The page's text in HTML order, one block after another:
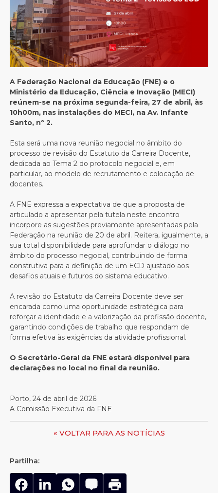
A Federação Nacional da Educação (FNE) e o
Ministério da Educação, Ciência e Inovação (MECI)
reúnem-se na próxima segunda-feira, 27 de abril, às
10h00m, nas instalações do MECI, na Av. Infante
Santo, nº 2.
Esta será uma nova reunião negocial no âmbito do
processo de revisão do Estatuto da Carreira Docente,
dedicada ao Tema 2 do protocolo negocial e, em
particular, ao modelo de recrutamento e colocação de
docentes.
A FNE expressa a expectativa de que a proposta de
articulado a apresentar pela tutela neste encontro
incorpore as sugestões previamente apresentadas pela
Federação na reunião de 20 de abril. Reitera, igualmente, a
sua total disponibilidade para aprofundar o diálogo no
âmbito do processo negocial, contribuindo de forma
construtiva para a definição de um ECD ajustado aos
desafios atuais e futuros do sistema educativo.
A revisão do Estatuto da Carreira Docente deve ser
encarada como uma oportunidade estratégica para
reforçar a identidade e a valorização da profissão docente,
garantindo condições de trabalho que respondam de
forma efetiva às exigências da atividade profissional.
O Secretário-Geral da FNE estará disponível para
declarações no local no final da reunião.
Porto, 24 de abril de 2026
A Comissão Executiva da FNE
« VOLTAR PARA AS NOTÍCIAS
Partilha: